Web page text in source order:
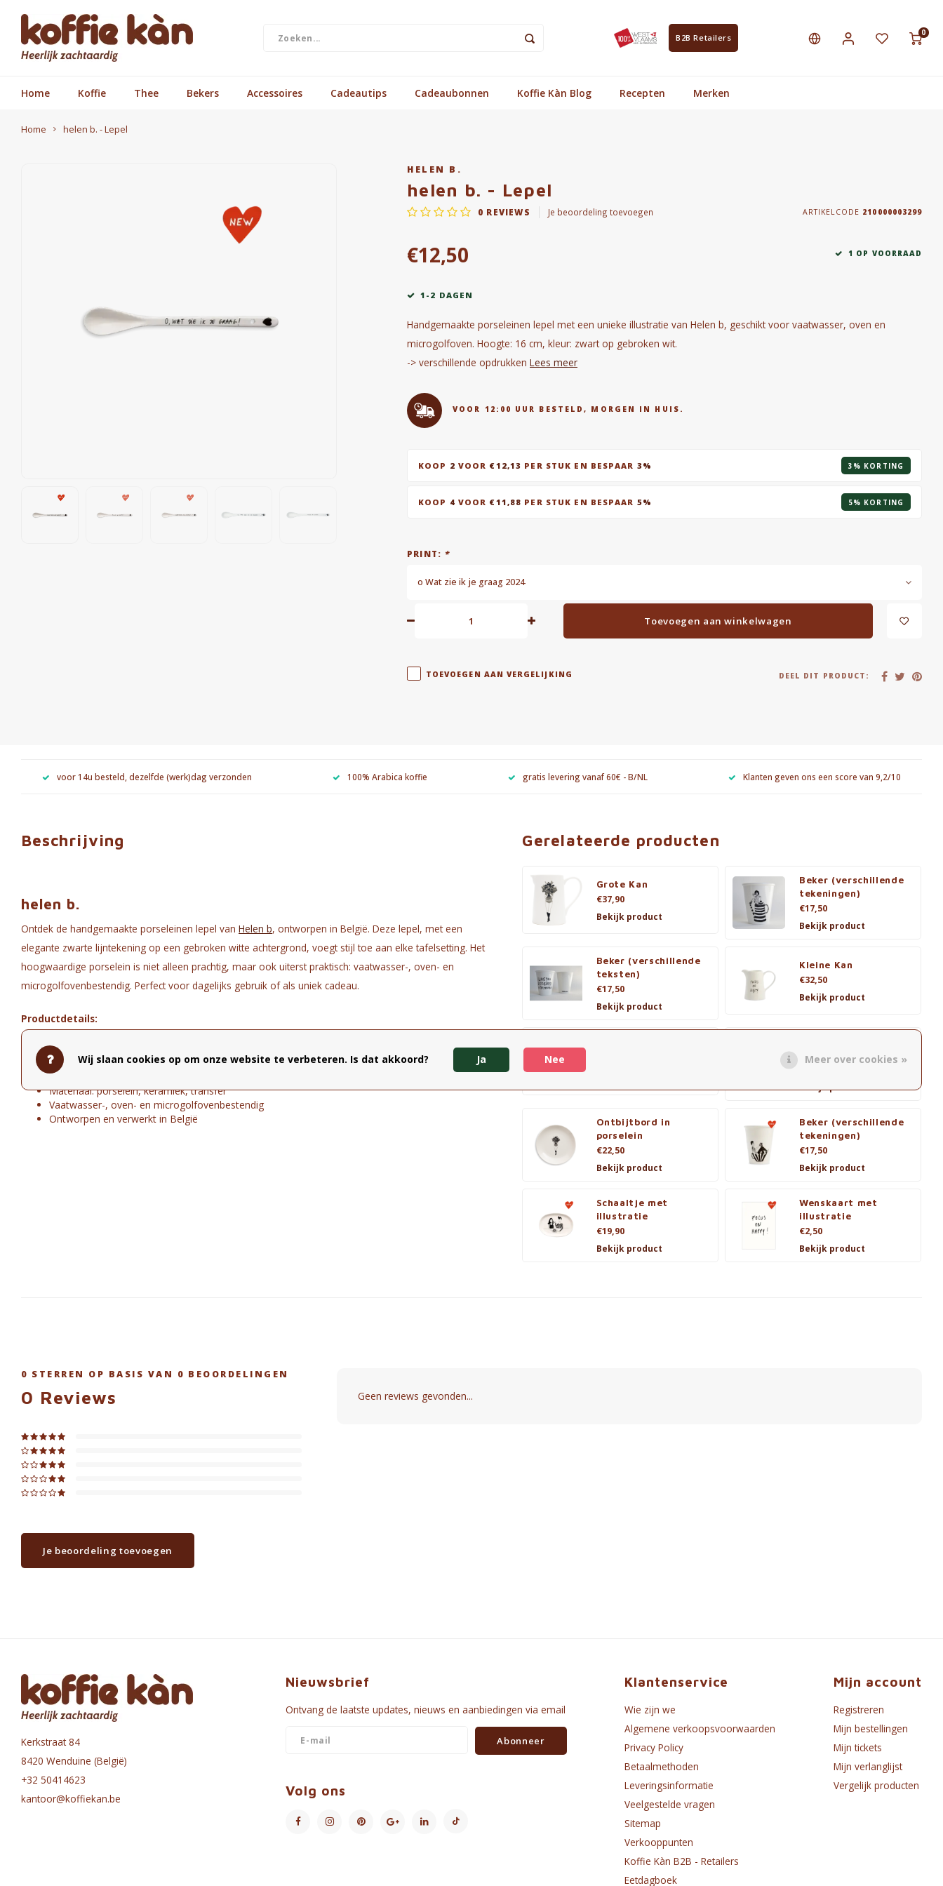
B2B Retailers
0
Home Koffie Thee Bekers Accessoires Cadeautips Cadeaubonnen Koffie Kàn Blog Recepten Merken
Home helen b. - Lepel
HELEN B.
helen b. - Lepel
0 REVIEWS Je beoordeling toevoegen ARTIKELCODE 210000003299
€12,50 1 OP VOORRAAD
1-2 DAGEN
Handgemaakte porseleinen lepel met een unieke illustratie van Helen b, geschikt voor vaatwasser, oven en
microgolfoven. Hoogte: 16 cm, kleur: zwart op gebroken wit.
-> verschillende opdrukken Lees meer
VOOR 12:00 UUR BESTELD, MORGEN IN HUIS.
KOOP 2 VOOR €12,13 PER STUK EN BESPAAR 3% 3% KORTING
KOOP 4 VOOR €11,88 PER STUK EN BESPAAR 5% 5% KORTING
PRINT: *
o Wat zie ik je graag 2024
Toevoegen aan winkelwagen
TOEVOEGEN AAN VERGELIJKING DEEL DIT PRODUCT:
voor 14u besteld, dezelfde (werk)dag verzonden 100% Arabica koffie gratis levering vanaf 60€ - B/NL Klanten geven ons een score van 9,2/10
Beschrijving
helen b.
Ontdek de handgemaakte porseleinen lepel van Helen b, ontworpen in België. Deze lepel, met een
elegante zwarte lijntekening op een gebroken witte achtergrond, voegt stijl toe aan elke tafelsetting. Het
hoogwaardige porselein is niet alleen prachtig, maar ook uiterst praktisch: vaatwasser-, oven- en
microgolfovenbestendig. Perfect voor dagelijks gebruik of als uniek cadeau.
Productdetails:
Handgemaakt
Hoogte: 16 cm
Kleur: zwarte lijntekening op gebroken witte achtergrond
Materiaal: porselein, keramiek, transfer
Vaatwasser-, oven- en microgolfovenbestendig
Ontworpen en verwerkt in België
Gerelateerde producten
Grote Kan
€37,90
Bekijk product
Beker (verschillende
tekeningen)
€17,50
Bekijk product
Beker (verschillende
teksten)
€17,50
Bekijk product
Kleine Kan
€32,50
Bekijk product
tekeningen)
Bekijk product
Ontbijtbord in
porselein
€22,50
Bekijk product
Beker (verschillende
tekeningen)
€17,50
Bekijk product
Schaaltje met
illustratie
€19,90
Bekijk product
Wenskaart met
illustratie
€2,50
Bekijk product
0 STERREN OP BASIS VAN 0 BEOORDELINGEN
0 Reviews
Je beoordeling toevoegen
Geen reviews gevonden...
Kerkstraat 84
8420 Wenduine (België)
+32 50414623
kantoor@koffiekan.be
Nieuwsbrief
Ontvang de laatste updates, nieuws en aanbiedingen via email
Abonneer
Volg ons
Klantenservice
Wie zijn we
Algemene verkoopsvoorwaarden
Privacy Policy
Betaalmethoden
Leveringsinformatie
Veelgestelde vragen
Sitemap
Verkooppunten
Koffie Kàn B2B - Retailers
Eetdagboek
Mijn account
Registreren
Mijn bestellingen
Mijn tickets
Mijn verlanglijst
Vergelijk producten
Wij slaan cookies op om onze website te verbeteren. Is dat akkoord? Ja Nee Meer over cookies »